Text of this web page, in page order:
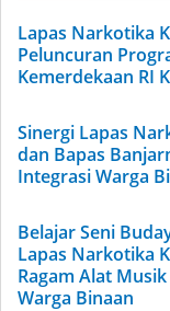
Lapas Narkotika
Peluncuran
Kemerdekaan RI
Sinergi Lapas
dan Bapas
Integrasi Warga
Belajar Seni
Lapas Narkotika
Ragam Alat
Warga Binaan